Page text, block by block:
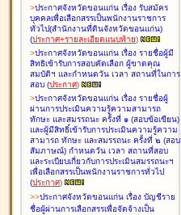
>ประกาศจังหวัดขอนแก่น เรื่อง รับสมัคร
บุคคลเพื่อเลือกสรรเป็นพนักงานราชการ
ทั่วไป(สำนักงานที่ดินจังหวัดขอนแก่น)
(ประกาศ+รายละเอียดแนบท้าย)
>ประกาศจังหวัดขอนแก่น เรื่อง รายชื่อผู้มี
สิทธิเข้ารับการสอบคัดเลือก ผู้ขาดคุณ
สมบัติฯ และกำหนดวัน เวลา สถานที่ในการ
สอบ (ประกาศ)
>ประกาศจังหวัดขอนแก่น เรื่อง รายชื่อผู้
ผ่านการประเมินความรู้ความสามารถ
ทักษะ และสมรรถนะ ครั้งที่ ๑ (สอบข้อเขียน)
และผู้มีสิทธิ์เข้ารับการประเมินความรู้ความ
สามารถ ทักษะ และสมรรถนะ ครั้งที่ ๒ (สอบ
สัมภาษณ์) กำหนดวัน เวลา สถานที่สอบ
และระเบียบเกี่ยวกับการประเมินสมรรถนะฯ
เพื่อเลือกสรรเป็นพนักงานราชการทั่วไป
(ประกาศ)
>>ประกาศจังหวัดขอนแก่น เรื่อง บัญชีราย
ชื่อผู้ผ่านการเลือกสรรเพื่อจัดจ้างเป็น